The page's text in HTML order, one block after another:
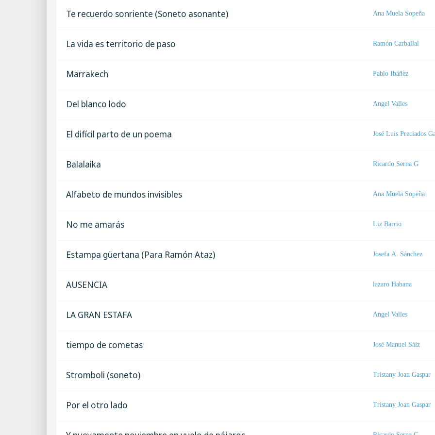
Te recuerdo sonriente (Soneto asonante) Ana Muela Sopeña
La vida es territorio de paso Ramón Carballal
Marrakech Pablo Ibáñez
Del blanco lodo Angel Valles
El difícil parto de un poema José Luis Preciados
Balalaika Ricardo Serna G
Alfabeto de mundos invisibles Ana Muela Sopeña
No me amarás Liz Barrio
Estampa güertana (Para Ramón Ataz) Josefa A. Sánchez
AUSENCIA lazaro Habana
LA GRAN ESTAFA Angel Valles
tiempo de cometas José Manuel Sáiz
Stromboli (soneto) Tristany Joan Gaspar
Por el otro lado Tristany Joan Gaspar